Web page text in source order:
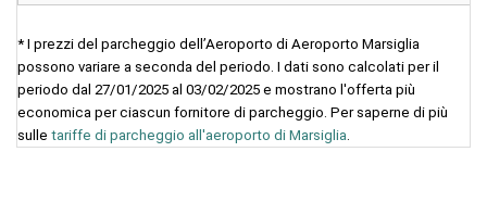
* I prezzi del parcheggio dell’Aeroporto di Aeroporto Marsiglia
possono variare a seconda del periodo. I dati sono calcolati per il
periodo dal 27/01/2025 al 03/02/2025 e mostrano l'offerta più
economica per ciascun fornitore di parcheggio. Per saperne di più
sulle tariffe di parcheggio all'aeroporto di Marsiglia.